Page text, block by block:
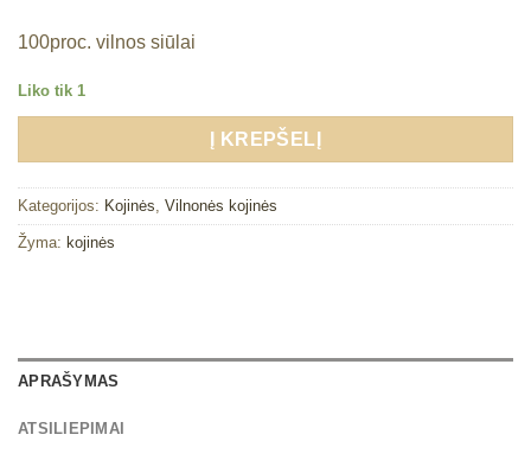
100proc. vilnos siūlai
Liko tik 1
Į KREPŠELĮ
Kategorijos: Kojinės Vilnonės kojinės
Žyma: kojinės
APRAŠYMAS
ATSILIEPIMAI